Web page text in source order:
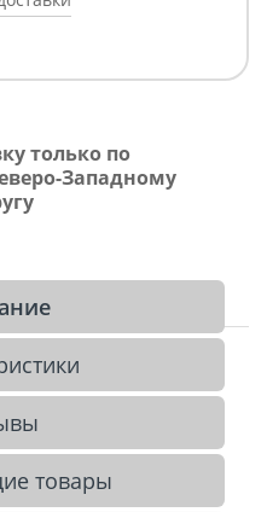
только по
Западному
товары